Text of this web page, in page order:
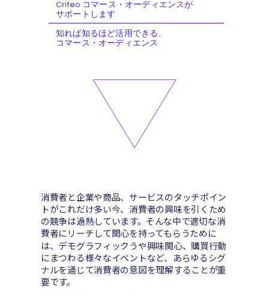
消費者と企業や商品、サービスのタッチポイン
トがこれだけ多い今、消費者の興味を引くため
の競争は過熱しています。 そんな中で適切な消
費者にリーチして関心を持ってもらうために
は、デモグラフィックうや興味関心、購買行動
にまつわる様々なイベントなど、あらゆるシグ
ナルを通じて消費者の意図を理解することが重
要です。
Criteo コマース・オーディエンスが
サポートします
知れば知るほど活用できる、
コマース・オーディエンス